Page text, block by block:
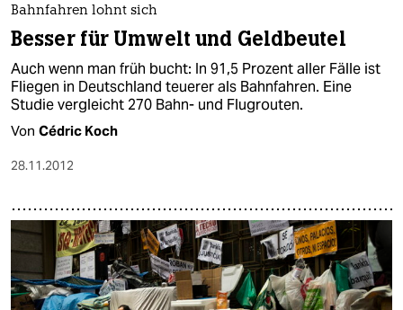
Bahnfahren lohnt sich
Besser für Umwelt und Geldbeutel
Auch wenn man früh bucht: In 91,5 Prozent aller Fälle ist
Fliegen in Deutschland teuerer als Bahnfahren. Eine
Studie vergleicht 270 Bahn- und Flugrouten.
Von Cédric Koch
28.11.2012